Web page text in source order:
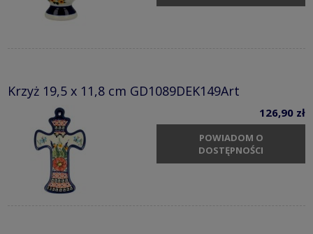
Krzyż 19,5 x 11,8 cm GD1089DEK149Art
126,90 zł
POWIADOM O
DOSTĘPNOŚCI